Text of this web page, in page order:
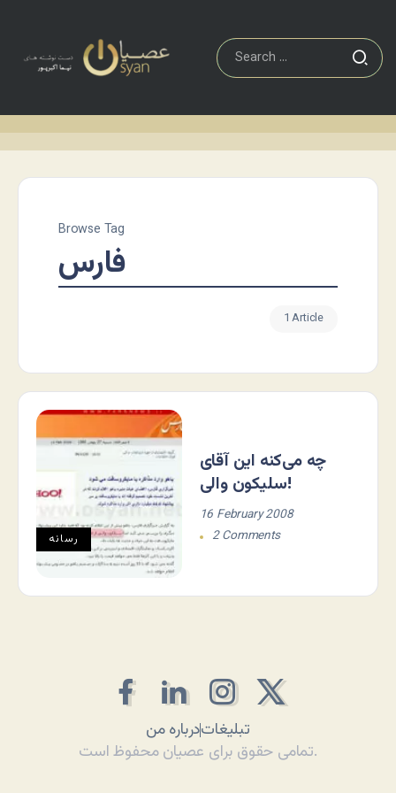
Browse Tag
فارس
1 Article
رسانه
چه می‌کنه این آقای
سلیکون والی!
16 February 2008
2 Comments
درباره منتبلیغات
تمامی حقوق برای عصیان محفوظ است.